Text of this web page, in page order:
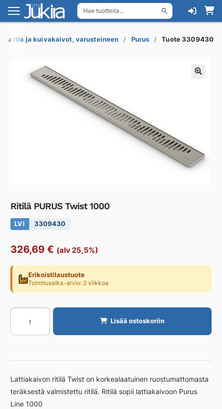
Hae tuotteita...
Siirry
navigointiin
Siirry
sisältöön
Lattia ja kuivakaivot, varusteineen Purus Tuote 3309430
Ritilä PURUS Twist 1000
LVI 3309430
326,69 € (alv 25,5%)
Erikoistilaustuote
Toimitusaika-arvio: 2 viikkoa
Ritilä
PURUS
Twist
Lisää ostoskoriin
Lattiakaivon ritilä Twist on korkealaatuinen ruostumattomasta
teräksestä valmistettu ritilä. Ritilä sopii lattiakaivoon Purus
Line 1000